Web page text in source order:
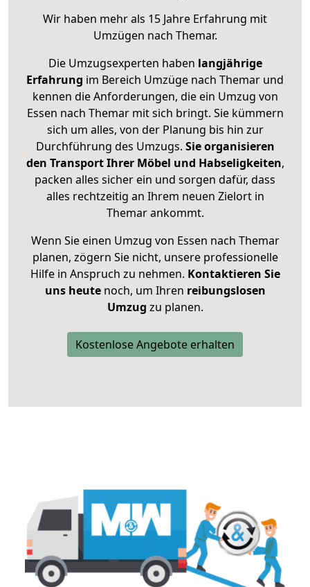
Wir haben mehr als 15 Jahre Erfahrung mit
Umzügen nach Themar.
Die Umzugsexperten haben langjährige
Erfahrung im Bereich Umzüge nach Themar und
kennen die Anforderungen, die ein Umzug von
Essen nach Themar mit sich bringt. Sie kümmern
sich um alles, von der Planung bis hin zur
Durchführung des Umzugs. Sie organisieren
den Transport Ihrer Möbel und Habseligkeiten,
packen alles sicher ein und sorgen dafür, dass
alles rechtzeitig an Ihrem neuen Zielort in
Themar ankommt.
Wenn Sie einen Umzug von Essen nach Themar
planen, zögern Sie nicht, unsere professionelle
Hilfe in Anspruch zu nehmen. Kontaktieren Sie
uns heutenoch, um Ihren reibungslosen
Umzug zu planen.
Kostenlose Angebote erhalten